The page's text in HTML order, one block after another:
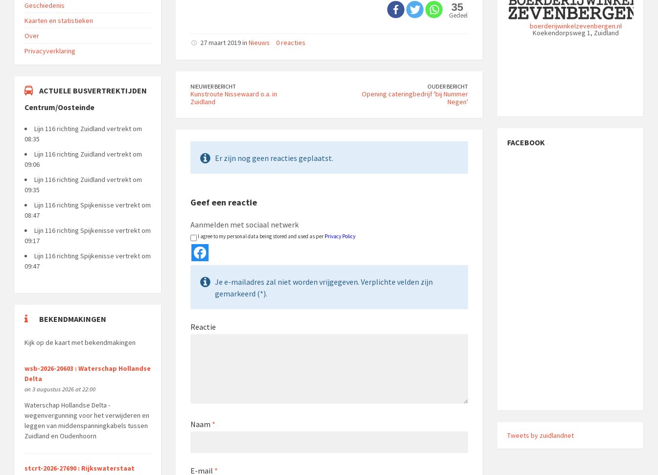
35
Gedeeld
27 maart 2019 in Nieuws 0 reacties
NIEUWER BERICHT
Kunstroute Nissewaard o.a. in
Zuidland
OUDER BERICHT
Opening cateringbedrijf 'bij Nummer
Negen'
Er zijn nog geen reacties geplaatst.
Geef een reactie
Aanmelden met sociaal netwerk
I agree to my personal data being stored and used as per Privacy Policy
Je e-mailadres zal niet worden vrijgegeven. Verplichte velden zijn
gemarkeerd (*).
Reactie
Naam *
E-mail *
Geschiedenis
Kaarten en statistieken
Over
Privacyverklaring
ACTUELE BUSVERTREKTIJDEN
Centrum/Oosteinde
Lijn 116 richting Zuidland vertrekt om
08:35
Lijn 116 richting Zuidland vertrekt om
09:06
Lijn 116 richting Zuidland vertrekt om
09:35
Lijn 116 richting Spijkenisse vertrekt om
08:47
Lijn 116 richting Spijkenisse vertrekt om
09:17
Lijn 116 richting Spijkenisse vertrekt om
09:47
BEKENDMAKINGEN
Kijk op de kaart met bekendmakingen
wsb-2026-20603 : Waterschap Hollandse
Delta
on 3 augustus 2026 at 22:00
Waterschap Hollandse Delta -
wegenvergunning voor het verwijderen en
leggen van middenspanningkabels tussen
Zuidland en Oudenhoorn
stcrt-2026-27690 : Rijkswaterstaat
boerderijwinkelzevenbergen.nl
Koekendorpsweg 1, Zuidland
FACEBOOK
Tweets by zuidlandnet